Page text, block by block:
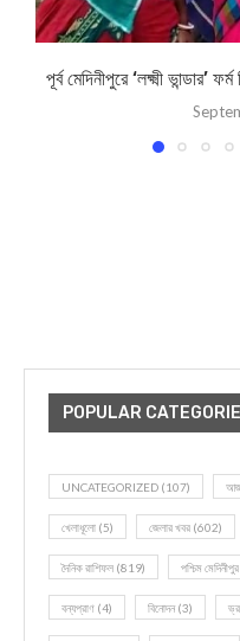
পূর্ব মেদিনীপুরে ‘লক্ষ্মী ভান্ডার’
POPULAR
UNCATEGORIZED (107)
খেলাধূলো (5) জেলার খবর (602)
দৈনিক রাশিফল (819) পশ্চিম মেদিনীপুর
বন্যপ্রাণ (4) বিনোদন(3)
Debra : ডেবরায়
প্রতিবন্ধী নাবালিকাকে
ধর্ষণের...
April 25, 2022